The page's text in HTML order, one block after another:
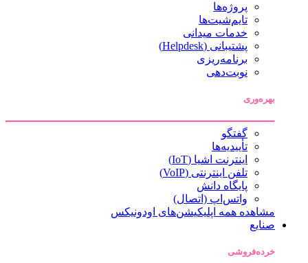
پروژه‌ها
تایم‌شیت‌ها
خدمات میدانی
پشتیبانی (Helpdesk)
برنامه‌ریزی
نوبت‌دهی
بهره‌وری
گفتگو
تأییدیه‌ها
اینترنت اشیا (IoT)
تلفن اینترنتی (VoIP)
پایگاه دانش
واتس‌اپ (اتصال)
مشاهده همه اپلیکیشن‌های اودونیکس
صنایع
خرده‌فروشی